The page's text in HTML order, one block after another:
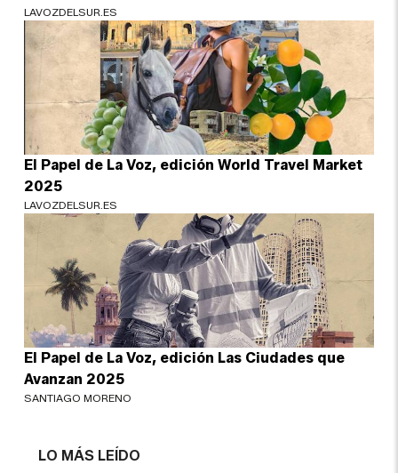
LO MÁS LEÍDO
LAVOZDELSUR.ES
El Papel de La Voz, edición World Travel Market
2025
LAVOZDELSUR.ES
El Papel de La Voz, edición Las Ciudades que
Avanzan 2025
SANTIAGO MORENO